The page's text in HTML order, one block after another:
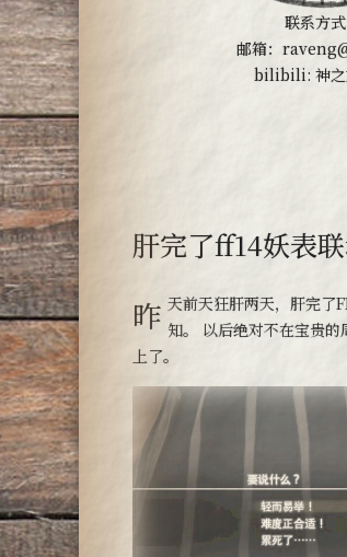
联系方式
邮箱：
bilibili: 神之
肝完了ff14妖表
昨天前天狂肝两天，肝完了FF14的妖表联动。 望周 知。 以后绝对不在宝贵
上了。